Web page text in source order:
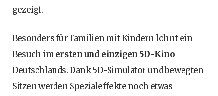
gezeigt.
Besonders für Familien mit Kindern lohnt ein
Besuch imersten und einzigen 5D-Kino
Deutschlands. Dank 5D-Simulator und bewegten
Sitzen werden Spezialeffekte noch etwas